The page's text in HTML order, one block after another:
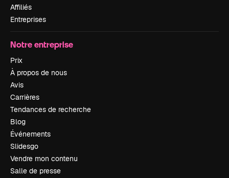
Affiliés
Entreprises
Notre entreprise
Prix
À propos de nous
Avis
Carrières
Tendances de recherche
Blog
Événements
Slidesgo
Vendre mon contenu
Salle de presse